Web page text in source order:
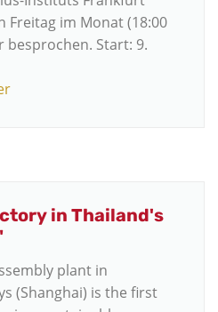
Freitag im Monat (18:00
besprochen. Start: 9.
in Thailand's
plant in
(Shanghai) is the first